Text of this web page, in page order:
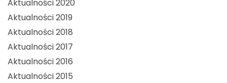
Aktualności 2020
Aktualności 2019
Aktualności 2018
Aktualności 2017
Aktualności 2016
Aktualności 2015